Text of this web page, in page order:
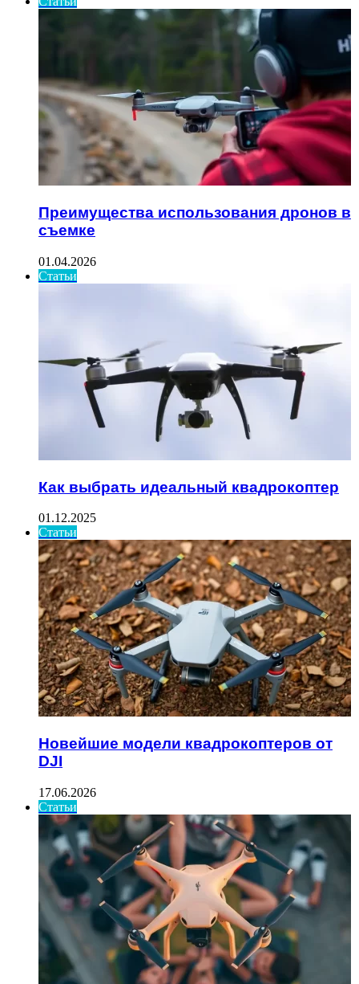
Преимущества использования дронов в
съемке
01.04.2026
Статьи
Как выбрать идеальный квадрокоптер
01.12.2025
Статьи
Новейшие модели квадрокоптеров от
DJI
17.06.2026
Статьи